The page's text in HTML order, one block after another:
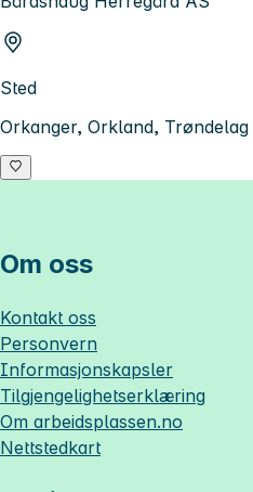
Sted
Orkanger, Orkland, Trøndelag
Om oss
Kontakt oss
Personvern
Informasjonskapsler
Tilgjengelighetserklæring
Om arbeidsplassen.no
Nettstedkart